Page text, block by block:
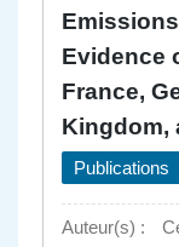
Evidence
France,
Kingdom,
Publications
Auteur(s) :